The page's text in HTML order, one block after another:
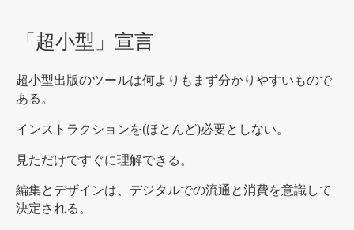
「超小型」宣言
超小型出版のツールは何よりもまず分かりやすいもので
ある。
インストラクションを(ほとんど)必要としない。
見ただけですぐに理解できる。
編集とデザインは、デジタルでの流通と消費を意識して
決定される。